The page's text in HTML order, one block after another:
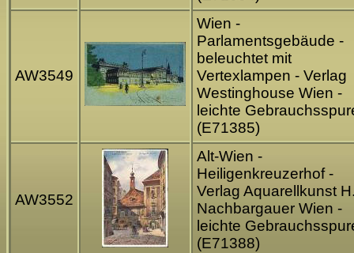
AW3549
Wien -
Parlamentsgebäude -
beleuchtet mit
Vertexlampen - Verlag
Westinghouse Wien -
leichte
(E71385)
AW3552
Alt-Wien -
Heiligenkreuzerhof -
Verlag Aquarellkunst
Nachbargauer Wien -
leichte
(E71388)